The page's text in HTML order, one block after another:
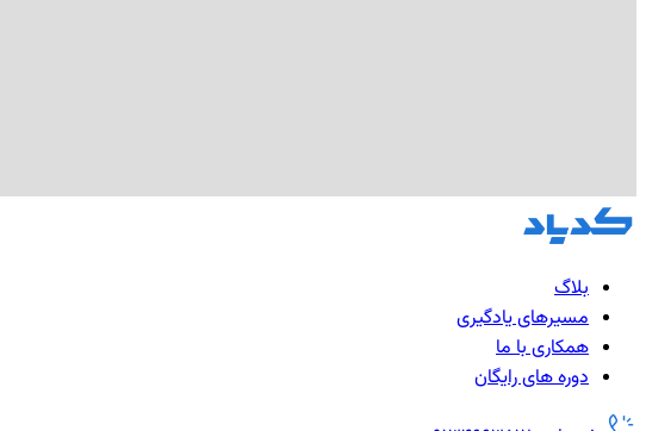
بلاگ
مسیرهای یادگیری
همکاری با ما
دوره های رایگان